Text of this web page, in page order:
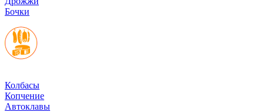
Бочки
Колбасы
Копчение
Автоклавы